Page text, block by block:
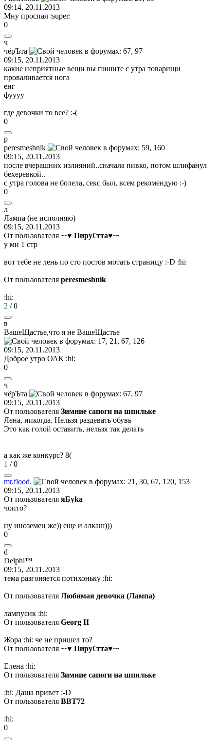
09:14, 20.11.2013
Мну проспал :super:
0
ч
чёрЪта
09:15, 20.11.2013
какие неприятные вещи вы пишите с утра товарищи
проваливается нога
енг
фуууу
где девочки то все? :-(
0
p
peresmeshnik
09:15, 20.11.2013
после вчерашних излияний..сначала пивко, потом шлифанул
бехеревкой..
с утра голова не болела, секс был, всем рекомендую :-)
0
л
Лампa (не исполняю)
09:15, 20.11.2013
От пользователя ·~♥ Пиру€тта♥~·
у ми 1 стр
вот тебе не лень по сто постов мотать страницу :-D :hi:
От пользователя peresmeshnik
:hi:
2 /0
в
ВашеЩастье,что я не ВашеЩастье
09:15, 20.11.2013
Доброе утро ОАК :hi:
0
ч
чёрЪта
09:15, 20.11.2013
От пользователя Зимние сапоги на шпильке
Лена, никогда. Нельзя раздевать обувь
Это как голой оставить, нельзя так делать
а как же конкурс? 8(
1 /0
mr.flood.
09:15, 20.11.2013
От пользователя яБуka
чоито?
ну иноземец же)) еще и алкаш)))
0
d
Delphi™
09:15, 20.11.2013
тема разгоняется потихоньку :hi:
От пользователя Любимая девочка (Лампа)
лампусик :hi:
От пользователя Georg II
Жора :hi: че не пришел то?
От пользователя ·~♥ Пиру€тта♥~·
Елена :hi:
От пользователя Зимние сапоги на шпильке
:hi: Даша привет :-D
От пользователя ВВТ72
:hi:
0